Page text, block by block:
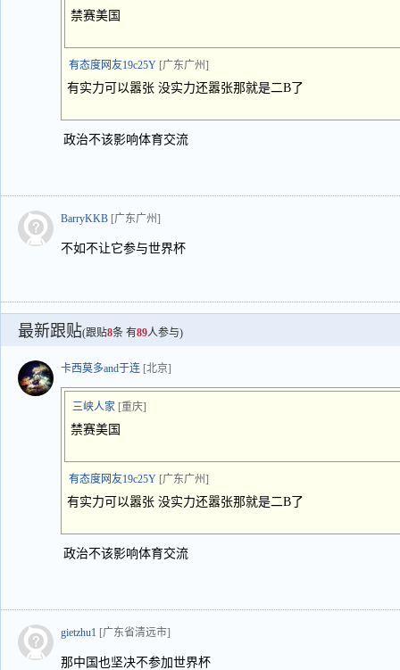
禁赛美国
有态度网友19c25Y [广东广州]
有实力可以嚣张 没实力还嚣张那就是二B了
政治不该影响体育交流
BarryKKB [广东广州]
不如不让它参与世界杯
最新跟贴(跟贴8条 有89人参与)
卡西莫多and于连 [北京]
三峡人家 [重庆]
禁赛美国
有态度网友19c25Y [广东广州]
有实力可以嚣张 没实力还嚣张那就是二B了
政治不该影响体育交流
gietzhu1 [广东省清远市]
那中国也坚决不参加世界杯